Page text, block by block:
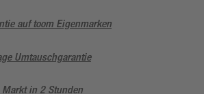
auf toom Eigenmarken
Umtauschgarantie
in 2 Stunden